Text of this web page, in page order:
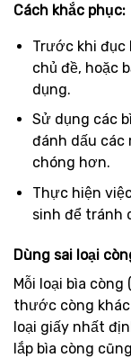
Cách khắc phục:
Trước khi đục
chủ đề, hoặc
dụng.
Sử dụng các
đánh dấu các
chóng hơn.
Thực hiện
sinh để tránh
Dùng sai loại
Mỗi loại bìa còng
thước còng
loại giấy nhất
lắp bìa còng